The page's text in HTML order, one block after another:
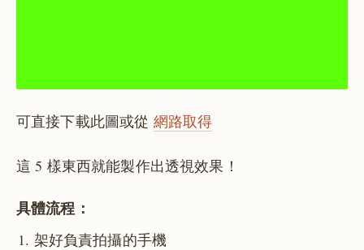
可直接下載此圖或從 網路取得
這 5 樣東西就能製作出透視效果！
具體流程：
架好負責拍攝的手機